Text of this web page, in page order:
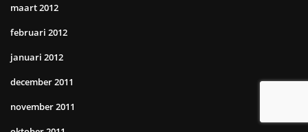
maart 2012
februari 2012
januari 2012
december 2011
november 2011